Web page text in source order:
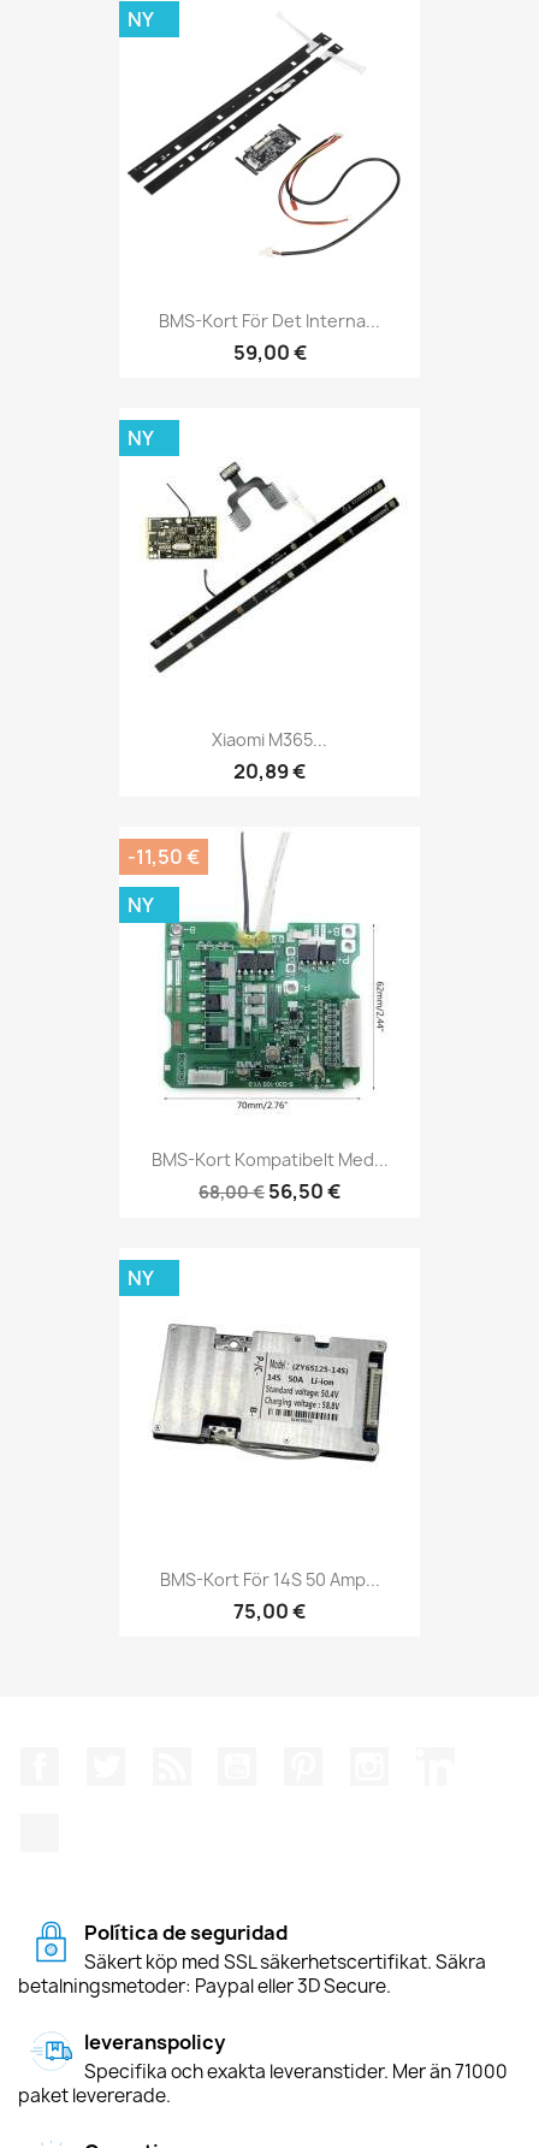
BMS-Kort För Det Interna...
59,00 €
NY
Xiaomi M365...
20,89 €
NY
BMS-Kort Kompatibelt Med...
68,00 € 56,50 €
-11,50 €
NY
BMS-Kort För 14S 50 Amp...
75,00 €
NY
Política de seguridad
Säkert köp med SSL säkerhetscertifikat. Säkra
betalningsmetoder: Paypal eller 3D Secure.
leveranspolicy
Specifika och exakta leveranstider. Mer än 71000
paket levererade.